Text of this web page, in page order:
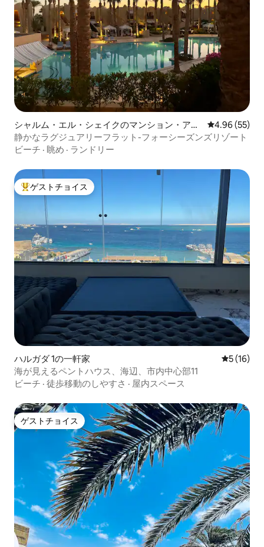
シャルム・エル・シェイクのマンション・アパ
ート
レビュー55
4.96 (55)
静かなラグジュアリーフラット-フォーシーズンズリゾート
ビーチ · 眺め · ランドリー
大好評のゲストチョイスです。
ゲストチョイス
ハルガダ 1の一軒家 レビュー
5 (16)
海が見えるペントハウス、海辺、市内中心部11
ビーチ · 徒歩移動のしやすさ · 屋内スペース
ゲストチョイス
ゲストチョイス